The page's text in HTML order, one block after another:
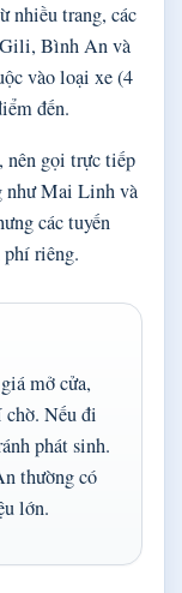
nhiều trang, các
Gili, Bình An và
vào loại xe (4
đến.
nên gọi trực tiếp
như Mai Linh và
các tuyến
phí riêng.
mở cửa,
chờ. Nếu đi
phát sinh.
thường có
lớn.